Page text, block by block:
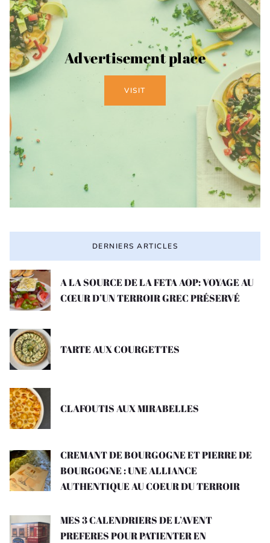
Advertisement place
VISIT
DERNIERS ARTICLES
A LA SOURCE DE LA FETA AOP: VOYAGE AU
CŒUR D’UN TERROIR GREC PRÉSERVÉ
TARTE AUX COURGETTES
CLAFOUTIS AUX MIRABELLES
CREMANT DE BOURGOGNE ET PIERRE DE
BOURGOGNE : UNE ALLIANCE
AUTHENTIQUE AU COEUR DU TERROIR
MES 3 CALENDRIERS DE L’AVENT
PREFERES POUR PATIENTER EN